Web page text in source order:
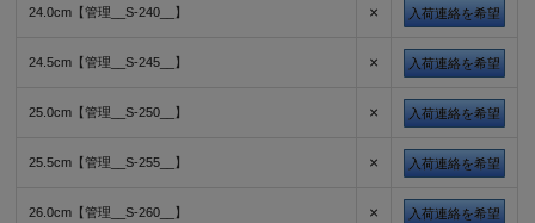
24.0cm【管理__S-240__】 × 入荷連絡を希望
24.5cm【管理__S-245__】 × 入荷連絡を希望
25.0cm【管理__S-250__】 × 入荷連絡を希望
25.5cm【管理__S-255__】 × 入荷連絡を希望
26.0cm【管理__S-260__】 × 入荷連絡を希望